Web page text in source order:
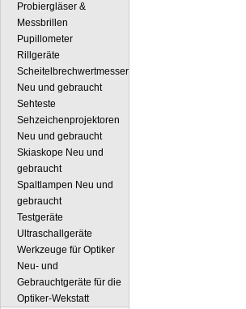
Probiergläser &
Messbrillen
Pupillometer
Rillgeräte
Scheitelbrechwertmesser
Neu und gebraucht
Sehteste
Sehzeichenprojektoren
Neu und gebraucht
Skiaskope Neu und
gebraucht
Spaltlampen Neu und
gebraucht
Testgeräte
Ultraschallgeräte
Werkzeuge für Optiker
Neu- und
Gebrauchtgeräte für die
Optiker-Wekstatt